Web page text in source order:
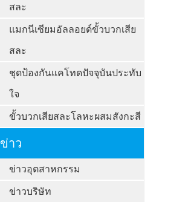
สละ
แมกนีเซียมอัลลอยด์ขั้วบวกเสีย
สละ
ชุดป้องกันแคโทดปัจจุบันประทับ
ใจ
ขั้วบวกเสียสละโลหะผสมสังกะสี
ข่าว
ข่าวอุตสาหกรรม
ข่าวบริษัท